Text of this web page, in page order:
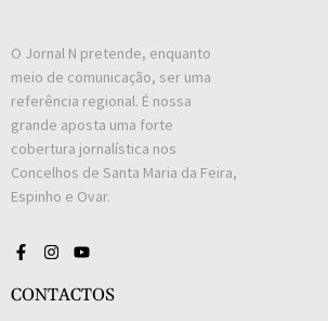
O Jornal N pretende, enquanto
meio de comunicação, ser uma
referência regional. É nossa
grande aposta uma forte
cobertura jornalística nos
Concelhos de Santa Maria da Feira,
Espinho e Ovar.
CONTACTOS